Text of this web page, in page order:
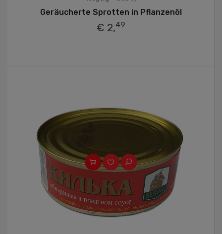
Geräucherte Sprotten in Pflanzenöl
€ 2,49